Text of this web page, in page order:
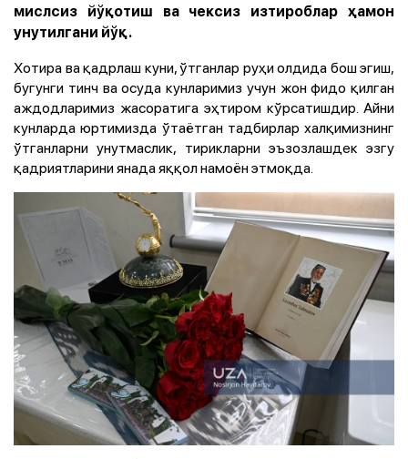
мислсиз йўқотиш ва чексиз изтироблар ҳамон
унутилгани йўқ.
Хотира ва қадрлаш куни, ўтганлар руҳи олдида бош эгиш,
бугунги тинч ва осуда кунларимиз учун жон фидо қилган
аждодларимиз жасоратига эҳтиром кўрсатишдир. Айни
кунларда юртимизда ўтаётган тадбирлар халқимизнинг
ўтганларни унутмаслик, тирикларни эъзозлашдек эзгу
қадриятларини янада яққол намоён этмоқда.